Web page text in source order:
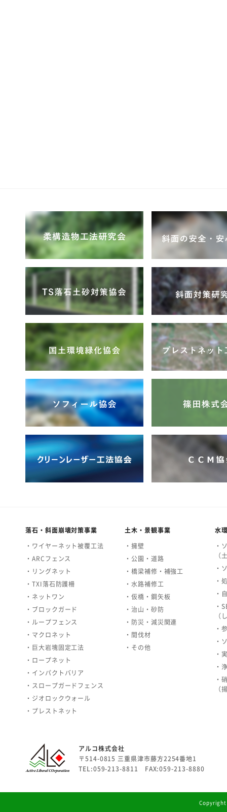
落石・斜面崩壊対策事業
・ワイヤーネット被覆工法
・ARCフェンス
・リングネット
・TXI落石防護柵
・ネットワン
・ブロックガード
・ループフェンス
・マクロネット
・巨大岩塊固定工法
・ロープネット
・インパクトバリア
・スロープガードフェンス
・ジオロックウォール
・プレストネット
土木・景観事業
・擁壁
・公園・道路
・橋梁補修・補強工
・水路補修工
・仮橋・鋼矢板
・治山・砂防
・防災・減災関連
・間伐材
・その他
水
・
（
・
・
・
・
（
・
・
・
・
・
（
アルコ株式会社
〒514-0815 三重県津市藤方2254番地1
TEL:059-213-8811 FAX:059-213-8880
Copyright